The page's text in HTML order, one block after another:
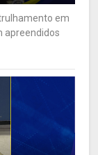
em
apreendidos